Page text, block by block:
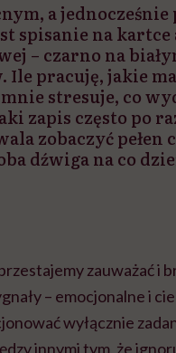
a
spisanie na
– czarno na
Ile pracuję, jakie
stresuje, co
zapis często po
zobaczyć pełen
dźwiga na co
zauważać i
– emocjonalne i
wyłącznie
innymi tym, że